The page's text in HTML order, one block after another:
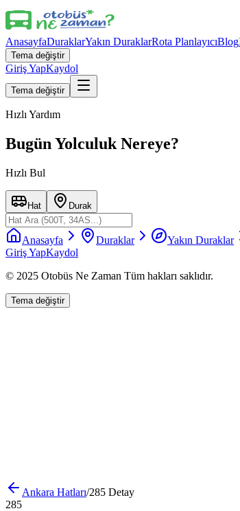
AnasayfaDuraklarYakın DuraklarRota PlanlayıcıBlog
Tema değiştir
Giriş YapKaydol
Tema değiştir
Hızlı Yardım
Bugün Yolculuk Nereye?
Hızlı Bul
Hat Durak
Anasayfa Duraklar Yakın Duraklar
Giriş YapKaydol
© 2025 Otobüs Ne Zaman Tüm hakları saklıdır.
Tema değiştir
Ankara Hatları/285 Detay
285